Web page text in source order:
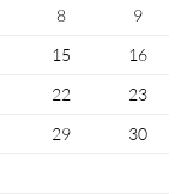
8
9
15
16
22
23
29
30